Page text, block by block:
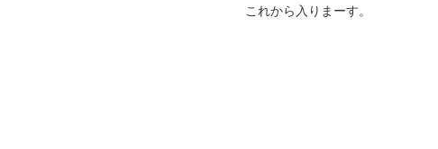
これから入りまーす。